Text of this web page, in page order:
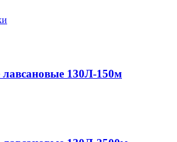
130Л-150м